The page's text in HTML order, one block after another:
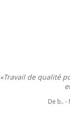
«Travail de qualité
De b.. -